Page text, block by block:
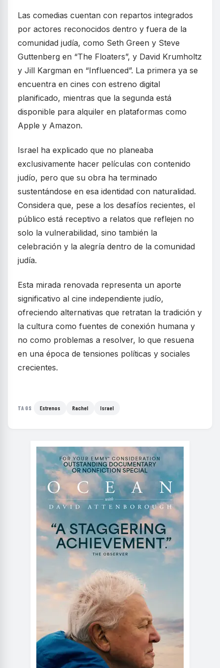
Las comedias cuentan con repartos integrados
por actores reconocidos dentro y fuera de la
comunidad judía, como Seth Green y Steve
Guttenberg en “The Floaters”, y David Krumholtz
y Jill Kargman en “Influenced”. La primera ya se
encuentra en cines con estreno digital
planificado, mientras que la segunda está
disponible para alquiler en plataformas como
Apple y Amazon.
Israel ha explicado que no planeaba
exclusivamente hacer películas con contenido
judío, pero que su obra ha terminado
sustentándose en esa identidad con naturalidad.
Considera que, pese a los desafíos recientes, el
público está receptivo a relatos que reflejen no
solo la vulnerabilidad, sino también la
celebración y la alegría dentro de la comunidad
judía.
Esta mirada renovada representa un aporte
significativo al cine independiente judío,
ofreciendo alternativas que retratan la tradición y
la cultura como fuentes de conexión humana y
no como problemas a resolver, lo que resuena
en una época de tensiones políticas y sociales
crecientes.
TAGS Estrenos Rachel Israel